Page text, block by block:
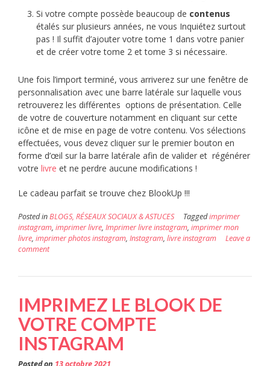
Si votre compte possède beaucoup de contenus
étalés sur plusieurs années, ne vous Inquiétez surtout
pas ! Il suffit d’ajouter votre tome 1 dans votre panier
et de créer votre tome 2 et tome 3 si nécessaire.
Une fois l’import terminé, vous arriverez sur une fenêtre de
personnalisation avec une barre latérale sur laquelle vous
retrouverez les différentes options de présentation. Celle
de votre de couverture notamment en cliquant sur cette
icône et de mise en page de votre contenu. Vos sélections
effectuées, vous devez cliquer sur le premier bouton en
forme d’œil sur la barre latérale afin de valider et régénérer
votre livre et ne perdre aucune modifications !
Le cadeau parfait se trouve chez BlookUp !!!
Posted inBLOGS, RÉSEAUX SOCIAUX & ASTUCES Taggedimprimer
instagram, imprimer livre, Imprimer livre instagram, imprimer mon
livre, imprimer photos instagram, Instagram, livre instagram
Leave a
comment
IMPRIMEZ LE BLOOK DE
VOTRE COMPTE
INSTAGRAM
Posted on 13 octobre 2021